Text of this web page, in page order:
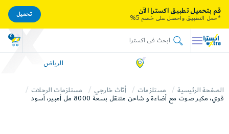
0
الرياض
الصفحة الرئيسية مستلزمات أثاث خارجي
مستلزمات الرحلات
قوي، مكبر صوت مع أضاءة و شاحن متنقل بسعة 8000 مل أمبير، أسود
قم بتحميل تطبيق اكسترا الآن
*حمل التطبيق واحصل على خصم 5%
تحميل